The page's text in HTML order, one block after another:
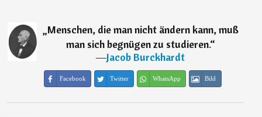
„Menschen, die man nicht ändern kann, muß
man sich begnügen zu studieren.“
―Jacob Burckhardt
Facebook Twitter WhatsApp Bild